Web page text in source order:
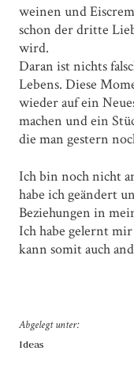
weinen und
schon der dritte
wird.
Daran ist nichts
Lebens. Diese
wieder auf ein
machen und ein
die man gestern
Ich bin noch nicht
habe ich geändert
Beziehungen in
Ich habe gelernt
kann somit auch
Abgelegt unter:
Ideas